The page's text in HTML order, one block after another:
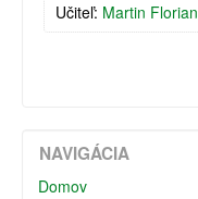
Učiteľ: Martin Florian
NAVIGÁCIA
Domov